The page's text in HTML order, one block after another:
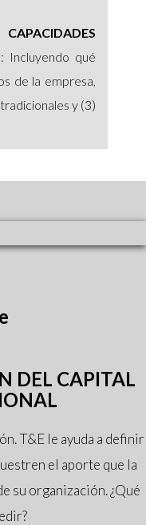
: Incluyendo qué
de la empresa,
y (3)
DEL CAPITAL
T&E le ayuda a definir
el aporte que la
su organización. ¿Qué